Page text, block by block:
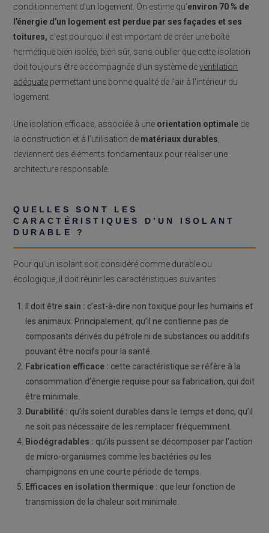
conditionnement d’un logement. On estime qu’environ 70 % de
l’énergie d’un logement est perdue par ses façades et ses
toitures, c’est pourquoi il est important de créer une boîte
hermétique bien isolée, bien sûr, sans oublier que cette isolation
doit toujours être accompagnée d’un système deventilation
adéquate permettant une bonne qualité de l’air à l’intérieur du
logement.
Une isolation efficace, associée à une orientation optimale de
la construction et à l’utilisation de matériaux durables
deviennent des éléments fondamentaux pour réaliser une
architecture responsable.
QUELLES SONT LES
CARACTÉRISTIQUES D’UN ISOLANT
DURABLE ?
Pour qu’un isolant soit considéré comme durable ou
écologique, il doit réunir les caractéristiques suivantes :
Il doit être sain : c’est-à-dire non toxique pour les humains et
les animaux. Principalement, qu’il ne contienne pas de
composants dérivés du pétrole ni de substances ou additifs
pouvant être nocifs pour la santé.
Fabrication efficace : cette caractéristique se réfère à la
consommation d’énergie requise pour sa fabrication, qui doit
être minimale.
Durabilité : qu’ils soient durables dans le temps et donc, qu’il
ne soit pas nécessaire de les remplacer fréquemment.
Biodégradables : qu’ils puissent se décomposer par l’action
de micro-organismes comme les bactéries ou les
champignons en une courte période de temps
Efficaces en isolation thermique : que leur fonction de
transmission de la chaleur soit minimale.